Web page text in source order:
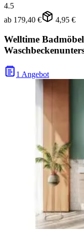
4.5
ab 179,40 € 4,95 €
Welltime
1 Angebot